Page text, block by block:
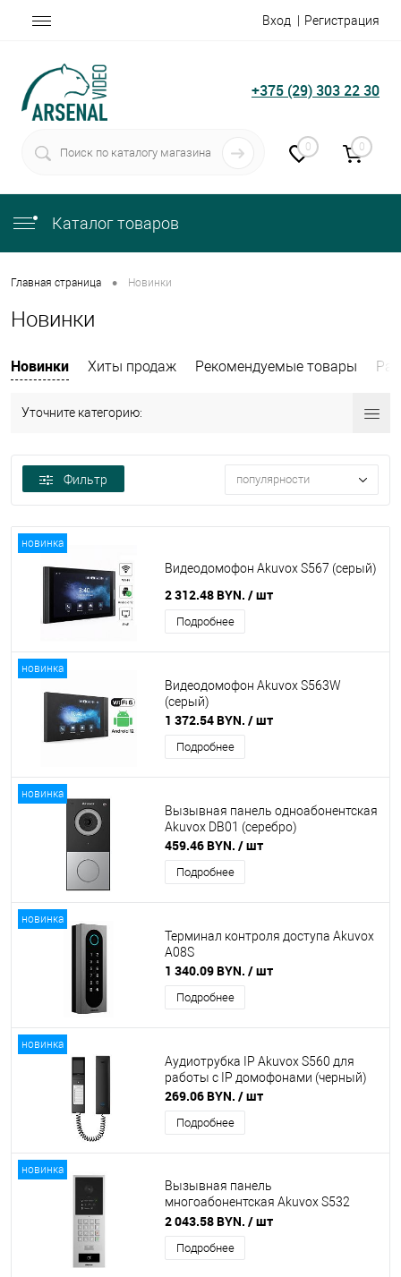
Вход Регистрация
+375 (29) 303 22 30
0 0
Каталог товаров
Главная страница • Новинки
Новинки
Новинки Хиты продаж Рекомендуемые товары
Уточните категорию:
Фильтр популярности
новинка
Видеодомофон Akuvox S567 (серый)
2 312.48 BYN. / шт
Подробнее
новинка
Видеодомофон Akuvox S563W
(серый)
1 372.54 BYN. / шт
Подробнее
новинка
Вызывная панель одноабонентская
Akuvox DB01 (серебро)
459.46 BYN. / шт
Подробнее
новинка
Терминал контроля доступа Akuvox
A08S
1 340.09 BYN. / шт
Подробнее
новинка
Аудиотрубка IP Akuvox S560 для
работы с IP домофонами (черный)
269.06 BYN. / шт
Подробнее
новинка
Вызывная панель
многоабонентская Akuvox S532
(серебро)
2 043.58 BYN. / шт
Подробнее